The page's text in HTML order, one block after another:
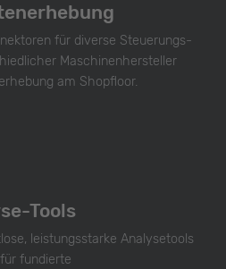
für diverse Steuerungs-
Maschinenhersteller
am Shopfloor.
Tools
leistungsstarke Analysetools
fundierte